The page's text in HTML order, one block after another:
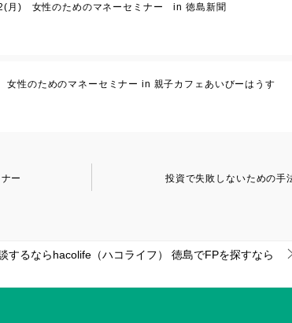
月) 女性のためのマネーセミナー in 徳島新聞
性のためのマネーセミナー in 親子カフェあいびーはうす
ー 投資で失敗しないための手
るならhacolife（ハコライフ） 徳島でFPを探すなら